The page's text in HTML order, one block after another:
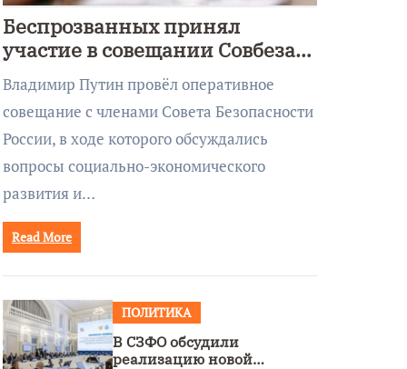
Беспрозванных принял
участие в совещании Совбеза
под руководством Путина
Владимир Путин провёл оперативное
совещание с членами Совета Безопасности
России, в ходе которого обсуждались
вопросы социально-экономического
развития и…
Read More
ПОЛИТИКА
В СЗФО обсудили
реализацию новой